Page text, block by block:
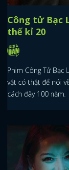
Công tử Bạc
thế kỉ 20
Phim Công Tử Bạc
vật có thật để nói
cách đây 100 năm.